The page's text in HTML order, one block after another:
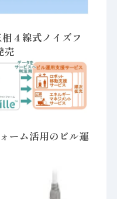
４線式ノイズフ
売
ーム活用のビル運